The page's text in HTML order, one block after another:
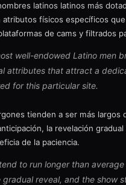
latinos latinos más
físicos específicos
de cams y filtrados
well-endowed Latino men
attributes that attract a
for this particular site.
tienden a ser más
la revelación
de la paciencia.
to run longer than
reveal, and the show